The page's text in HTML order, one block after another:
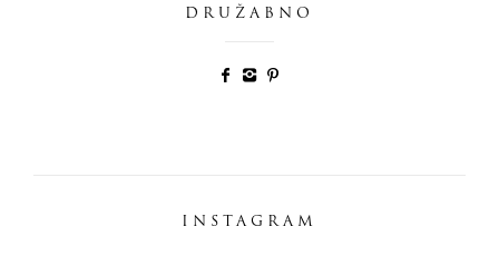
DRUŽABNO
INSTAGRAM